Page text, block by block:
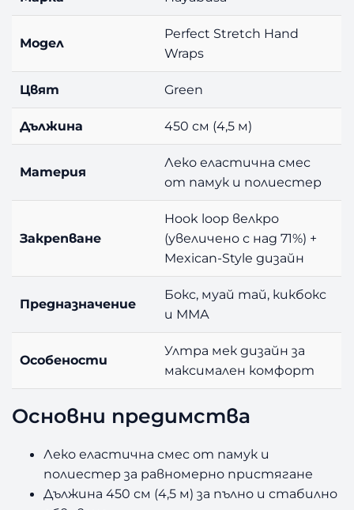
Модел
Perfect Stretch Hand
Wraps
Цвят Green
Дължина 450 см (4,5 м)
Материя
Леко еластична смес
от памук и полиестер
Закрепване
Hook loop велкро
(увеличено с над 71%) +
Mexican-Style дизайн
Предназначение
Бокс, муай тай, кикбокс
и ММА
Особености
Ултра мек дизайн за
максимален комфорт
Основни предимства
Леко еластична смес от памук и
полиестер за равномерно пристягане
Дължина 450 см (4,5 м) за пълно и стабилно